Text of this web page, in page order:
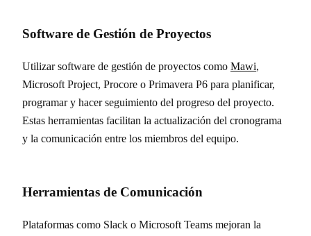
Software de Gestión de Proyectos
Utilizar software de gestión de proyectos como Mawi,
Microsoft Project, Procore o Primavera P6 para planificar,
programar y hacer seguimiento del progreso del proyecto.
Estas herramientas facilitan la actualización del cronograma
y la comunicación entre los miembros del equipo.
Herramientas de Comunicación
Plataformas como Slack o Microsoft Teams mejoran la